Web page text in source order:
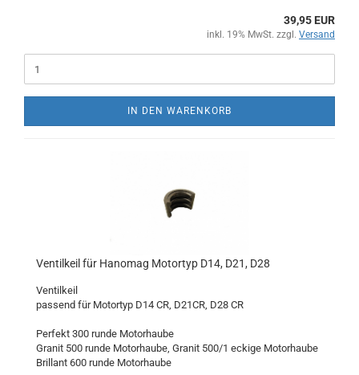
39,95 EUR
inkl. 19% MwSt. zzgl. Versand
IN DEN WARENKORB
Ventilkeil für Hanomag Motortyp D14, D21, D28
Ventilkeil
passend für Motortyp D14 CR, D21CR, D28 CR
Perfekt 300 runde Motorhaube
Granit 500 runde Motorhaube, Granit 500/1 eckige Motorhaube
Brillant 600 runde Motorhaube